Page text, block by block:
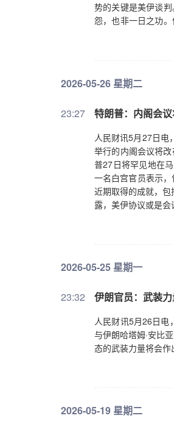
势的关键是美伊谈
怨，也非一日之功
2026-05-26 星期二
23:27 特朗普：内阁会
人民财讯5月27日电
举行的内阁会议将
普27日将罕见地在
一名白宫官员表示
近期取得的成就，包
露，美伊协议或是
2026-05-25 星期一
23:32 伊朗官员：武装
人民财讯5月26日电
与伊朗哈塔姆·安比
态的武装力量将会作
2026-05-19 星期二